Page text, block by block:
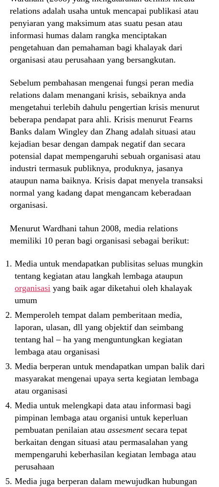
relations adalah usaha untuk mencapai publikasi atau
penyiaran yang maksimum atas suatu pesan atau
informasi humas dalam rangka menciptakan
pengetahuan dan pemahaman bagi khalayak dari
organisasi atau perusahaan yang bersangkutan.
Sebelum pembahasan mengenai fungsi peran media
relations dalam menangani krisis, sebaiknya anda
mengetahui terlebih dahulu pengertian krisis menurut
beberapa pendapat para ahli. Krisis menurut Fearns
Banks dalam Wingley dan Zhang adalah situasi atau
kejadian besar dengan dampak negatif dan secara
potensial dapat mempengaruhi sebuah organisasi atau
industri termasuk publiknya, produknya, jasanya
ataupun nama baiknya. Krisis dapat menyela transaksi
normal yang kadang dapat mengancam keberadaan
organisasi.
Menurut Wardhani tahun 2008, media relations
memiliki 10 peran bagi organisasi sebagai berikut:
Media untuk mendapatkan publisitas seluas mungkin
tentang kegiatan atau langkah lembaga ataupun
organisasi yang baik agar diketahui oleh khalayak
umum
Memperoleh tempat dalam pemberitaan media,
laporan, ulasan, dll yang objektif dan seimbang
tentang hal – ha yang menguntungkan kegiatan
lembaga atau organisasi
Media berperan untuk mendapatkan umpan balik dari
masyarakat mengenai upaya serta kegiatan lembaga
atau organisasi
Media untuk melengkapi data atau informasi bagi
pimpinan lembaga atau organisi untuk keperluan
pembuatan penilaian atau assesment secara tepat
berkaitan dengan situasi atau permasalahan yang
mempengaruhi keberhasilan kegiatan lembaga atau
perusahaan
Media juga berperan dalam mewujudkan hubungan